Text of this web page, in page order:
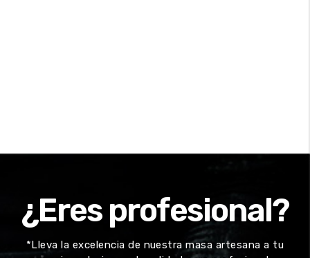
¿Eres profesional?
*Lleva la excelencia de nuestra masa artesana a tu